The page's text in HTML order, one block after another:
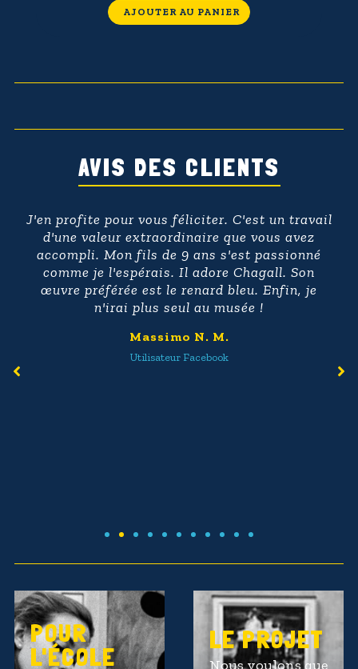
AJOUTER AU PANIER
vidéo
flèches
le
AVIS DES CLIENTS
J'en profite pour vous féliciter. C'est un travail
d'une valeur extraordinaire que vous avez
accompli. Mon fils de 9 ans s'est passionné
comme je l'espérais. Il adore Chagall. Son
œuvre préférée est le renard bleu. Enfin, je
n'irai plus seul au musée !
Massimo N. M.
Utilisateur Facebook
POUR
L'ÉCOLE
LE PROJET
Nous voulons que